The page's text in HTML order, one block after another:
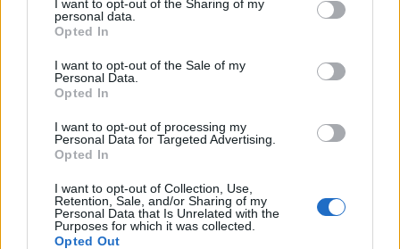
I want to opt-out of the Sharing of my
personal data.
Opted In
I want to opt-out of the Sale of my
Personal Data.
Opted In
I want to opt-out of processing my
Personal Data for Targeted Advertising.
Opted In
I want to opt-out of Collection, Use,
Retention, Sale, and/or Sharing of my
Personal Data that Is Unrelated with the
Purposes for which it was collected.
Opted Out